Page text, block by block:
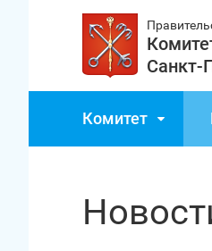
Комитет